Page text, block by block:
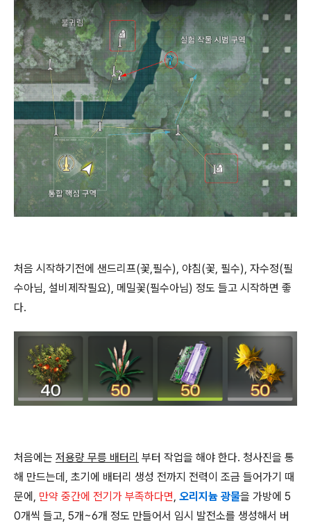
처음 시작하기전에 샌드리프(꽃,필수), 야침(꽃, 필수), 자수정(필
수아님, 설비제작필요), 메밀꽃(필수아님) 정도 들고 시작하면 좋
다.
처음에는 저용량 무릉 배터리 부터 작업을 해야 한다. 청사진을 통
해 만드는데, 초기에 배터리 생성 전까지 전력이 조금 들어가기 때
문에, 만약 중간에 전기가 부족하다면, 오리지늄 광물을 가방에 5
0개씩 들고, 5개~6개 정도 만들어서 임시 발전소를 생성해서 버